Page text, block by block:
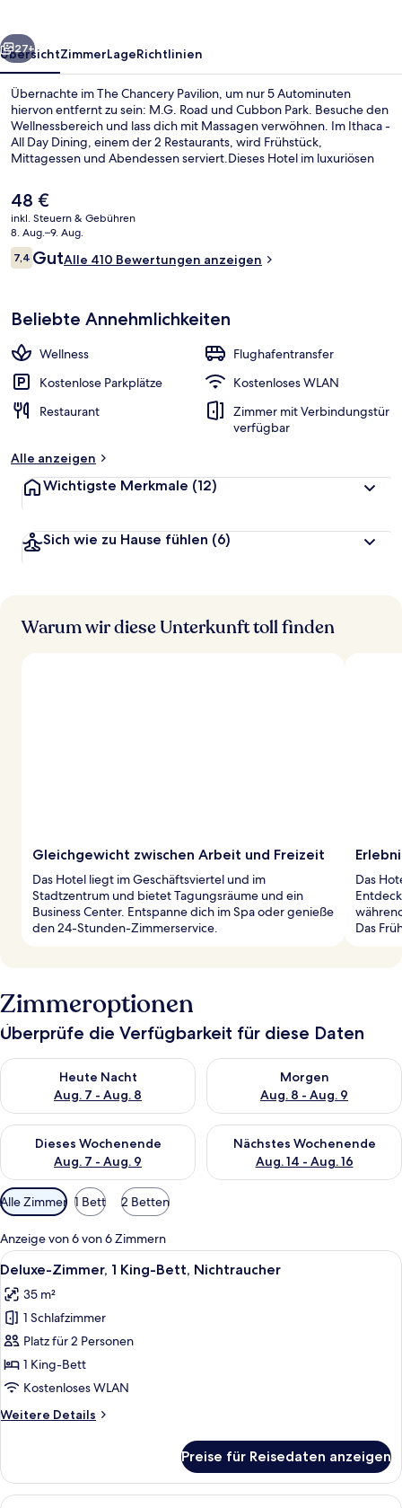
Weiter
27+
ÜbersichtZimmerLageRichtlinien
Übernachte im The Chancery Pavilion, um nur 5 Autominuten
hiervon entfernt zu sein: M.G. Road und Cubbon Park. Besuche den
Wellnessbereich und lass dich mit Massagen verwöhnen. Im Ithaca -
All Day Dining, einem der 2 Restaurants, wird Frühstück,
Mittagessen und Abendessen serviert.Dieses Hotel im luxuriösen
Der
aktuelle
Preis
beträgt
48 €.
48 €
inkl. Steuern & Gebühren
8. Aug.–9. Aug.
Bewertungen
7,47,4 von 10.
GutAlle 410 Bewertungen anzeigen
Beliebte Annehmlichkeiten
Wellness
Flughafentransfer
Kostenlose Parkplätze
Kostenloses WLAN
Restaurant
Zimmer mit Verbindungstür
verfügbar
Alle anzeigen
Wichtigste Merkmale (12)
Sich wie zu Hause fühlen (6)
Warum wir diese Unterkunft toll finden
Gleichgewicht zwischen Arbeit und Freizeit
Das Hotel liegt im Geschäftsviertel und im
Stadtzentrum und bietet Tagungsräume und ein
Business Center. Entspanne dich im Spa oder genieße
den 24-Stunden-Zimmerservice.
Das
Das
Zimmeroptionen
Überprüfe die Verfügbarkeit für diese Daten
Heute Nacht
Aug. 7 - Aug. 8
Überprüfe die Verfügbarkeit für heute Nacht, Aug. 7 - Aug. 8.
Morgen
Aug. 8 - Aug. 9
Überprüfe die Verfügbarkeit
Dieses Wochenende
Aug. 7 - Aug. 9
Überprüfe die Verfügbarkeit für dieses Wochenende, Aug. 7
Nächstes Wochenende
Aug. 14 - Aug. 16
Überprüfe die Verfügbarkeit
Verfügbare
Filter
für
Zimmer
Alle Zimmer 1 Bett 2 Betten
Anzeige von 6 von 6 Zimmern
Alle
Fotos
für
Deluxe-
Zimmer,
1 King-
Bett,
anzeigen
Ein Hotelzimmer mit einem großen
4
Deluxe-Zimmer, 1 King-Bett, Nichtraucher
35 m²
1 Schlafzimmer
Platz für 2 Personen
1 King-Bett
Kostenloses WLAN
Weitere Details
Weitere
Zimmer,
1 King-
Preise für Reisedaten anzeigen
Alle
Ein Hotelzimmer mit zwei Betten,